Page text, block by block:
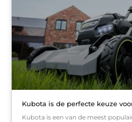
Kubota is de perfecte keuze
Kubota is een van de meest